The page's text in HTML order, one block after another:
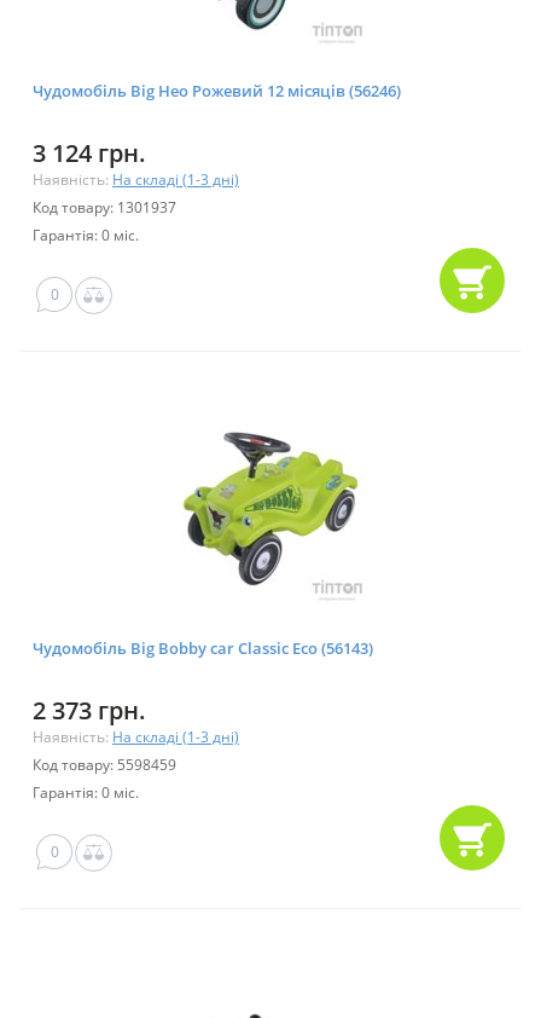
Чудомобіль Big Нео Рожевий 12 місяців (56246)
3 124 грн.
Наявність: На складі (1-3 дні)
Код товару: 1301937
Гарантія: 0 міс.
0
Чудомобіль Big Bobby car Classic Eco (56143)
2 373 грн.
Наявність: На складі (1-3 дні)
Код товару: 5598459
Гарантія: 0 міс.
0